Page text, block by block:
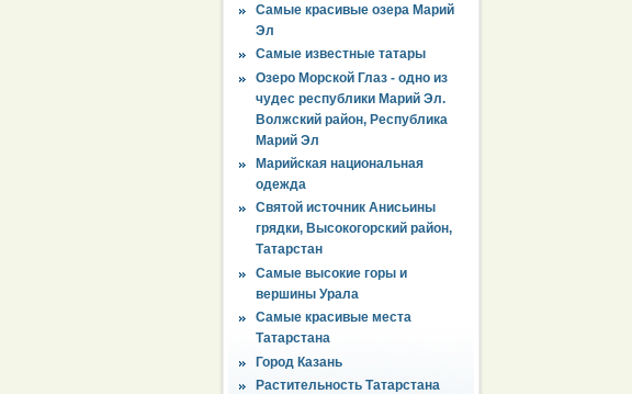
Самые красивые озера Марий
Эл
Самые известные татары
Озеро Морской Глаз - одно из
чудес республики Марий Эл.
Волжский район, Республика
Марий Эл
Марийская национальная
одежда
Святой источник Анисьины
грядки, Высокогорский район,
Татарстан
Самые высокие горы и
вершины Урала
Самые красивые места
Татарстана
Город Казань
Растительность Татарстана